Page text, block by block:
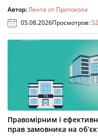
Автор:Лента от Протокола
05.08.2026Просмотров:
Правомірним і
прав замовника на